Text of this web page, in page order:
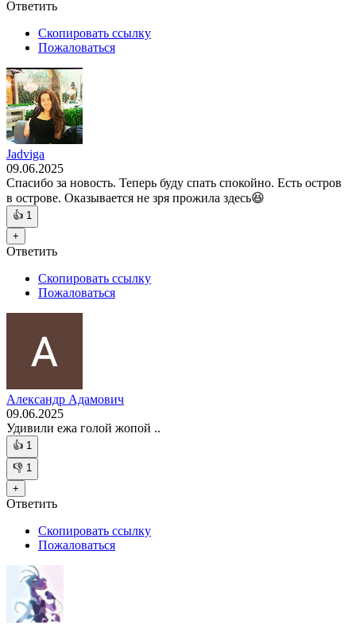
Ответить
Скопировать ссылку
Пожаловаться
Jadviga
09.06.2025
Спасибо за новость. Теперь буду спать спокойно. Есть остров
в острове. Оказывается не зря прожила здесь😆
👍 1
+
Ответить
Скопировать ссылку
Пожаловаться
Александр Адамович
09.06.2025
Удивили ежа голой жопой ..
👍 1
👎 1
+
Ответить
Скопировать ссылку
Пожаловаться